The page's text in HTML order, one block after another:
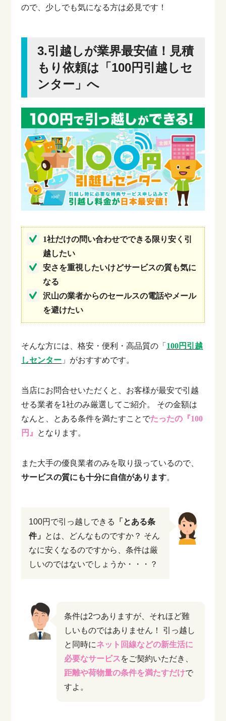
ので、少しでも気になる方は必見です！
3.引越しが業界最安値！見積
もり依頼は「100円引越しセ
ンター」へ
1社だけの問い合わせでできる限り安く引
越したい
安さを重視したいけどサービスの質も気に
なる
沢山の業者からのセールスの電話やメール
を避けたい
そんな方には、格安・便利・高品質の「 100円引越
しセンター 」がおすすめです。
当店にお問合せいただくと、お客様が最安で引越
せる業者を1社のみ厳選してご紹介。
その金額は
なんと、とある条件を満たすことでたったの『100
円』 となります。
また大手の優良業者のみを取り扱っているので、
サービスの質にも十分に自信があります。
100円で引っ越しできる
「とある条
件」 とは、どんなものですか？ そん
なに安くなるのですから、条件は厳
しいのではないでしょうか・・・？
条件は2つありますが、それほど難
しいものではありません！
引っ越し
と同時にネット回線などの新生活に
必要なサービス をご契約いただき、
距離や荷物量の条件を満たすだけで
すよ。